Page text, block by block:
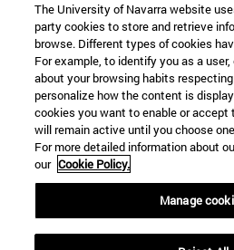
The University of Navarra website
party cookies to store and retrieve
browse. Different types of cookies
For example, to identify you as a
about your browsing habits
personalize how the content is
cookies you want to enable or accept
will remain active until you choose
For more detailed information about
our Cookie Policy.
Manage